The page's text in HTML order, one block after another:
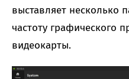
выставляет несколько
частоту графического
видеокарты.